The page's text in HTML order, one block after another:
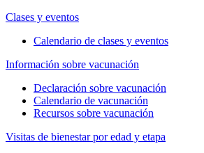
Clases y eventos
Calendario de clases y eventos
Información sobre vacunación
Declaración sobre vacunación
Calendario de vacunación
Recursos sobre vacunación
Visitas de bienestar por edad y etapa